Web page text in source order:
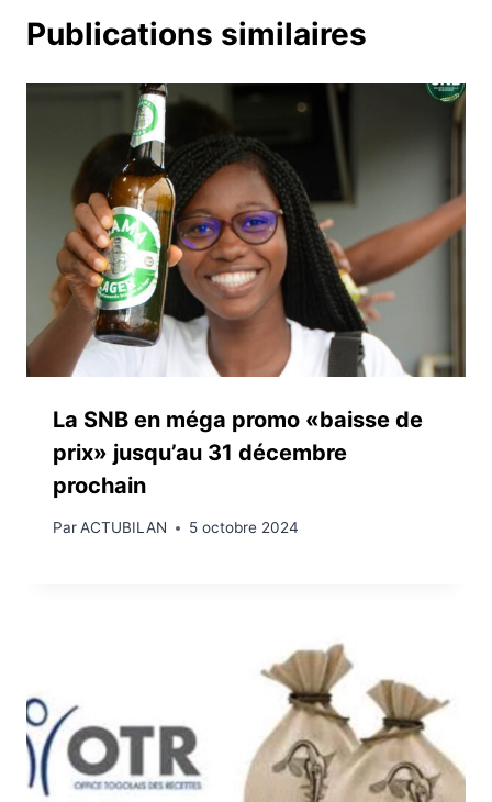
Publications similaires
La SNB en méga promo «baisse de
prix» jusqu’au 31 décembre
prochain
ParACTUBILAN 5 octobre 2024